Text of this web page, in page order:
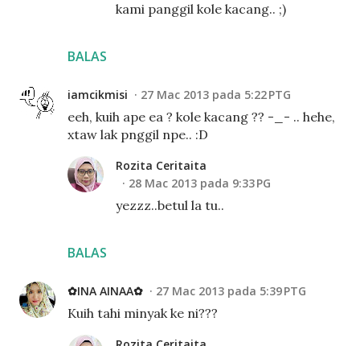
BALAS
kami panggil kole kacang.. ;)
iamcikmisi 27 Mac 2013 pada 5:22 PTG
eeh, kuih ape ea ? kole kacang ?? -_- .. hehe,
xtaw lak pnggil npe.. :D
BALAS
Rozita Ceritaita
28 Mac 2013 pada 9:33 PG
yezzz..betul la tu..
✿INA AINAA✿ 27 Mac 2013 pada 5:39 PTG
Kuih tahi minyak ke ni???